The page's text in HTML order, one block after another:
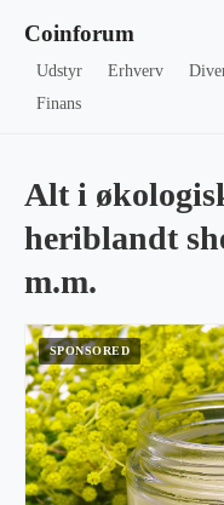
Coinforum
Udstyr Erhverv
Finans
Alt i
heriblandt
m.m.